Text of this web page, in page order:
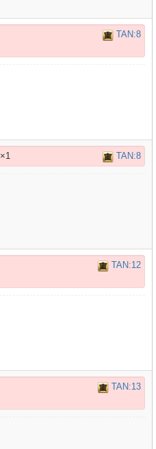
TAN:8
×1 TAN:8
TAN:12
TAN:13